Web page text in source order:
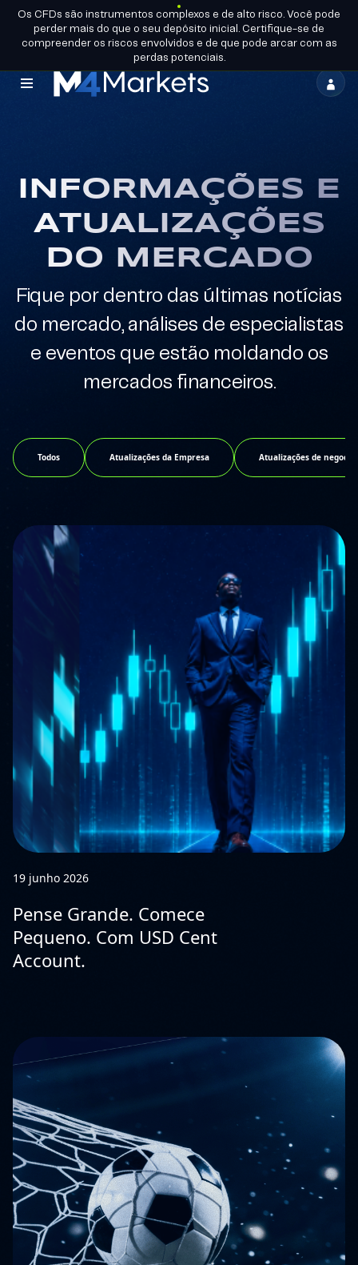
LICENÇAS DO GRUPO
PT-
BR
TORNE-SE
UM
PARCEIRO
Os CFDs são instrumentos complexos e de alto risco. Você pode
perder mais do que o seu depósito inicial. Certifique-se de
compreender os riscos envolvidos e de que pode arcar com as
perdas potenciais.
M4Markets
Trading
Regulated
Broker
INFORMAÇÕES E
ATUALIZAÇÕES
DO MERCADO
Fique por dentro das últimas notícias
do mercado, análises de especialistas
e eventos que estão moldando os
mercados financeiros.
Todos Atualizações da Empresa Atualizações de
19 junho 2026
Pense Grande. Comece
Pequeno. Com USD Cent
Account.